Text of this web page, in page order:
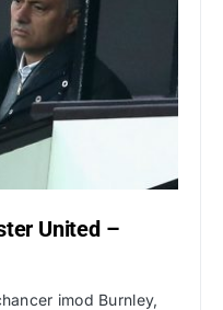
United –
imod Burnley,